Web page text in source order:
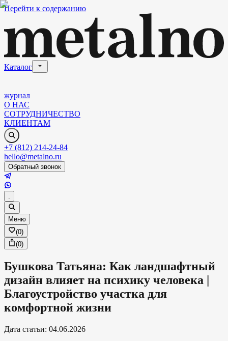
Перейти к содержанию
Каталог
журнал
О НАС
СОТРУДНИЧЕСТВО
КЛИЕНТАМ
+7 (812) 214-24-84
hello@metalno.ru
Обратный звонок
.
Меню
(0)
(0)
Бушкова Татьяна: Как ландшафтный
дизайн влияет на психику человека |
Благоустройство участка для
комфортной жизни
Дата статьи: 04.06.2026